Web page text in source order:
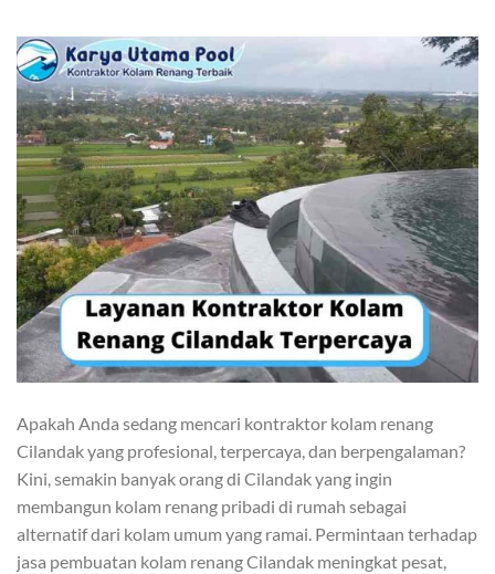
Apakah Anda sedang mencari kontraktor kolam renang
Cilandak yang profesional, terpercaya, dan berpengalaman?
Kini, semakin banyak orang di Cilandak yang ingin
membangun kolam renang pribadi di rumah sebagai
alternatif dari kolam umum yang ramai. Permintaan terhadap
jasa pembuatan kolam renang Cilandak meningkat pesat,